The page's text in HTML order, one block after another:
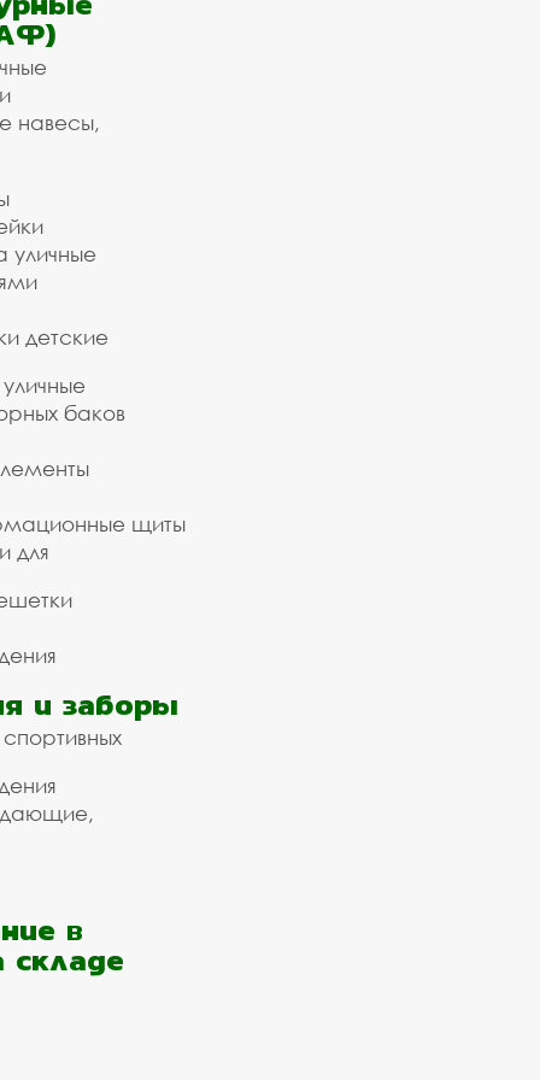
навесы,
уличные
детские
баков
щиты
для
и заборы
в
складе